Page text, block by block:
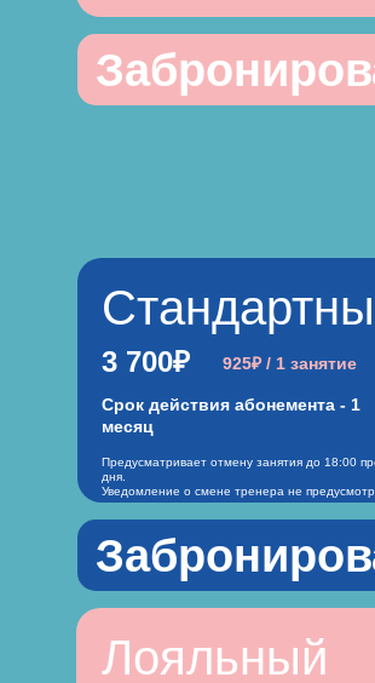
Предусматривает отмену занятия до 18:00
дня.
Уведомление о смене тренера не
3 700₽
Срок действия абонемента - 1
месяц
925₽ / 1 занятие
Лояльный